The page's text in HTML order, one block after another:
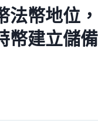
法幣地位，
幣建立儲備